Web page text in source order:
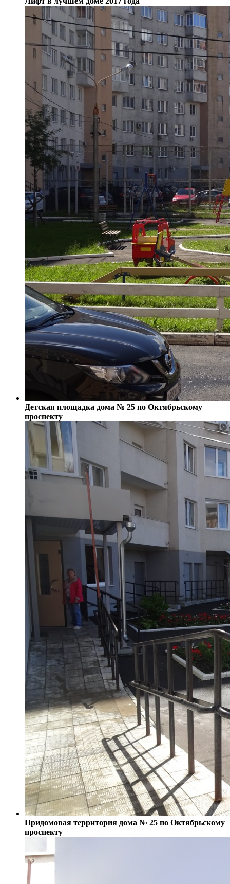
Детская площадка дома № 25 по Октябрьскому
проспекту
Придомовая территория дома № 25 по Октябрьскому
проспекту